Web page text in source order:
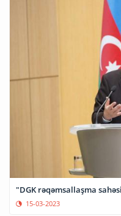
"DGK rəqəmsallaşma
15-03-2023